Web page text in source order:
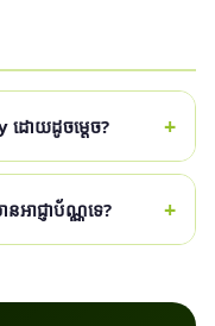
ដោយដូចម្ដេច? +
អាជ្ញាប័ណ្ណទេ? +